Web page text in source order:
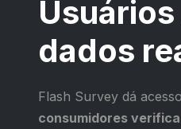
dados
Flash Survey dá
consumidores